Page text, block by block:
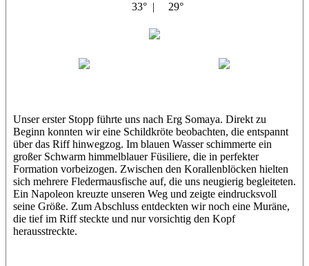
33° | 29°
Unser erster Stopp führte uns nach Erg Somaya. Direkt zu
Beginn konnten wir eine Schildkröte beobachten, die entspannt
über das Riff hinwegzog. Im blauen Wasser schimmerte ein
großer Schwarm himmelblauer Füsiliere, die in perfekter
Formation vorbeizogen. Zwischen den Korallenblöcken hielten
sich mehrere Fledermausfische auf, die uns neugierig begleiteten.
Ein Napoleon kreuzte unseren Weg und zeigte eindrucksvoll
seine Größe. Zum Abschluss entdeckten wir noch eine Muräne,
die tief im Riff steckte und nur vorsichtig den Kopf
herausstreckte.